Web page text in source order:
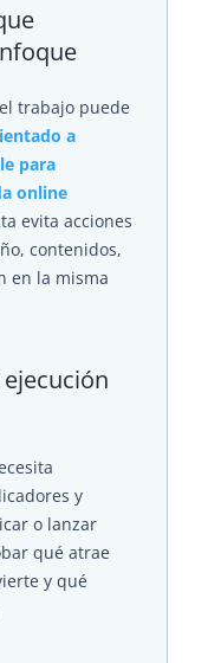
trabajo puede
a
para
online
evita acciones
contenidos,
en la misma
y
o lanzar
qué atrae
y qué